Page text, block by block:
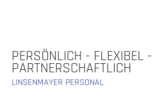
PERSÖNLICH - FLEXIBEL -
PARTNERSCHAFTLICH
LINSENMAYER PERSONAL